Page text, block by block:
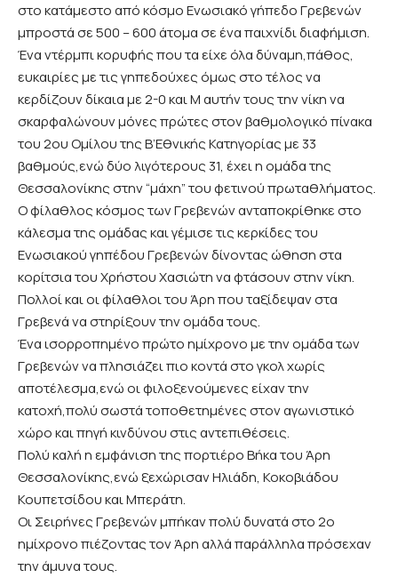
στο κατάμεστο από κόσμο Ενωσιακό γήπεδο Γρεβενών
μπροστά σε 500 – 600 άτομα σε ένα παιχνίδι διαφήμιση.
Ένα ντέρμπι κορυφής που τα είχε όλα δύναμη,πάθος,
ευκαιρίες με τις γηπεδούχες όμως στο τέλος να
κερδίζουν δίκαια με 2-0 και Μ αυτήν τους την νίκη να
σκαρφαλώνουν μόνες πρώτες στον βαθμολογικό πίνακα
του 2ου Ομίλου της Β’Εθνικής Κατηγορίας με 33
βαθμούς,ενώ δύο λιγότερους 31, έχει η ομάδα της
Θεσσαλονίκης στην “μάχη” του φετινού πρωταθλήματος.
Ο φίλαθλος κόσμος των Γρεβενών ανταποκρίθηκε στο
κάλεσμα της ομάδας και γέμισε τις κερκίδες του
Ενωσιακού γηπέδου Γρεβενών δίνοντας ώθηση στα
κορίτσια του Χρήστου Χασιώτη να φτάσουν στην νίκη.
Πολλοί και οι φίλαθλοι του Άρη που ταξίδεψαν στα
Γρεβενά να στηρίξουν την ομάδα τους.
Ένα ισορροπημένο πρώτο ημίχρονο με την ομάδα των
Γρεβενών να πλησιάζει πιο κοντά στο γκολ χωρίς
αποτέλεσμα,ενώ οι φιλοξενούμενες είχαν την
κατοχή,πολύ σωστά τοποθετημένες στον αγωνιστικό
χώρο και πηγή κινδύνου στις αντεπιθέσεις.
Πολύ καλή η εμφάνιση της πορτιέρο Βήκα του Άρη
Θεσσαλονίκης,ενώ ξεχώρισαν Ηλιάδη, Κοκοβιάδου
Κουπετσίδου και Μπεράτη.
Οι Σειρήνες Γρεβενών μπήκαν πολύ δυνατά στο 2ο
ημίχρονο πιέζοντας τον Άρη αλλά παράλληλα πρόσεχαν
την άμυνα τους.